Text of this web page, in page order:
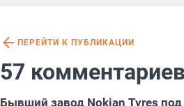
ПЕРЕЙТИ К ПУБЛИКАЦИИ
57
Бывший завод Nokian Tyres под